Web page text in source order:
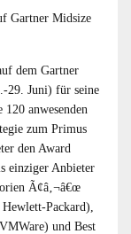
Gartner Midsize
dem Gartner
29. Juni) für seine
anwesenden
zum Primus
den Award
einziger Anbieter
Ã¢â‚¬â€œ
Packard),
und Best